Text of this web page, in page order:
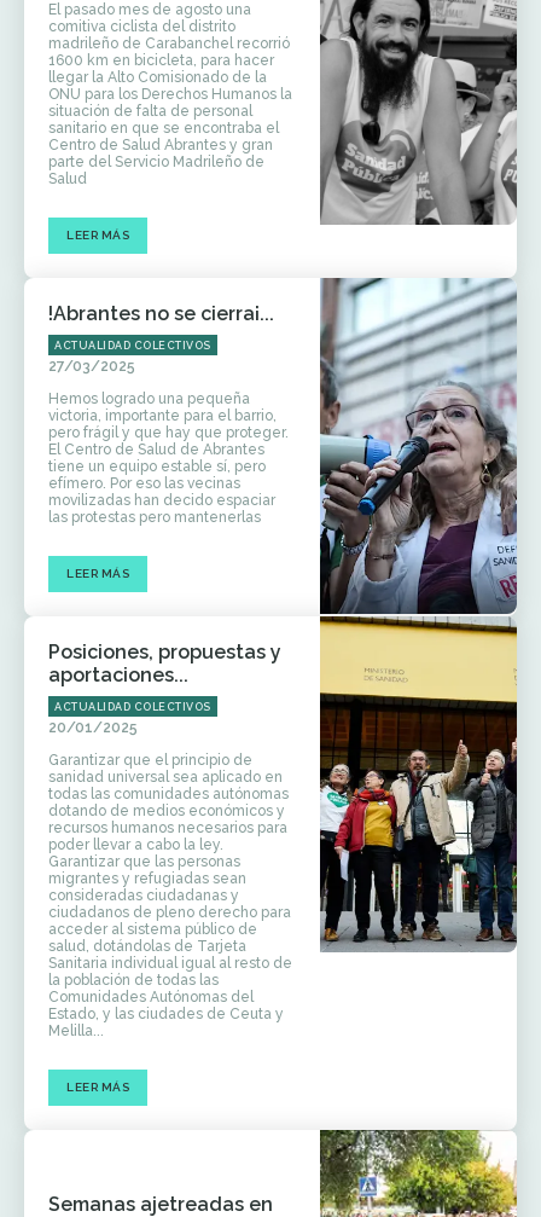
El pasado mes de agosto una
comitiva ciclista del distrito
madrileño de Carabanchel recorrió
1600 km en bicicleta, para hacer
llegar la Alto Comisionado de la
ONU para los Derechos Humanos la
situación de falta de personal
sanitario en que se encontraba el
Centro de Salud Abrantes y gran
parte del Servicio Madrileño de
Salud
LEER MÁS
!Abrantes no se cierra¡...
ACTUALIDAD COLECTIVOS
27/03/2025
Hemos logrado una pequeña
victoria, importante para el barrio,
pero frágil y que hay que proteger.
El Centro de Salud de Abrantes
tiene un equipo estable sí, pero
efímero. Por eso las vecinas
movilizadas han decido espaciar
las protestas pero mantenerlas
LEER MÁS
Posiciones, propuestas y
aportaciones...
ACTUALIDAD COLECTIVOS
20/01/2025
Garantizar que el principio de
sanidad universal sea aplicado en
todas las comunidades autónomas
dotando de medios económicos y
recursos humanos necesarios para
poder llevar a cabo la ley.
Garantizar que las personas
migrantes y refugiadas sean
consideradas ciudadanas y
ciudadanos de pleno derecho para
acceder al sistema público de
salud, dotándolas de Tarjeta
Sanitaria individual igual al resto de
la población de todas las
Comunidades Autónomas del
Estado, y las ciudades de Ceuta y
Melilla...
LEER MÁS
Semanas ajetreadas en